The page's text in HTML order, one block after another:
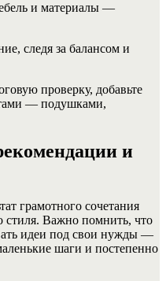
и материалы —
следя за балансом и
проверку, добавьте
— подушками,
и
грамотного сочетания
стиля. Важно помнить, что
идеи под свои нужды —
шаги и постепенно